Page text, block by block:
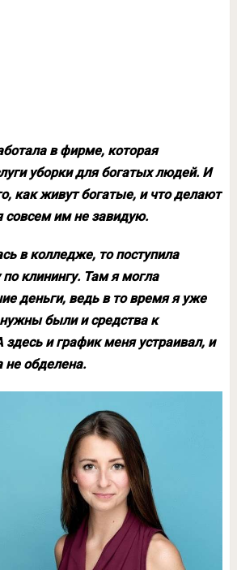
в фирме, которая
уборки для богатых людей. И
как живут богатые, и что делают
совсем им не завидую.
в колледже, то поступила
клинингу. Там я могла
деньги, ведь в то время я уже
были и средства к
и график меня устраивал, и
обделена.